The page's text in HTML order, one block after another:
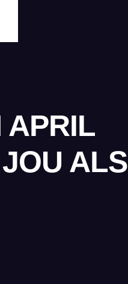
APRIL
ALS